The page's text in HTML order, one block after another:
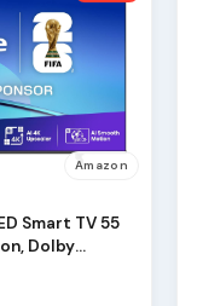
Amazon
Smart TV 55
Dolby